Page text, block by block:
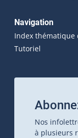
Navigation
Index thématique
Tutoriel
Nos
à plusieurs